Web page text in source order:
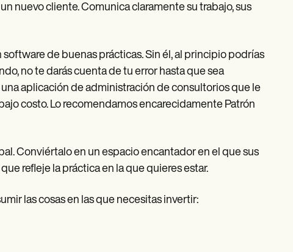
nuevo cliente. Comunica claramente su trabajo, sus
de buenas prácticas. Sin él, al principio podrías
no te darás cuenta de tu error hasta que sea
aplicación de administración de consultorios que le
costo. Lo recomendamos encarecidamente Patrón
Conviértalo en un espacio encantador en el que sus
refleje la práctica en la que quieres estar.
las cosas en las que necesitas invertir: